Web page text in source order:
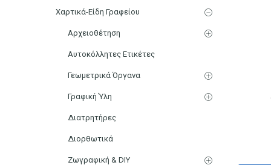
Χαρτικά-Είδη Γραφείου
Αρχειοθέτηση
Αυτοκόλλητες Ετικέτες
Γεωμετρικά Όργανα
Γραφική Ύλη
Διατρητήρες
Διορθωτικά
Ζωγραφική & DIY